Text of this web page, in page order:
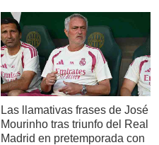
Las llamativas frases de José
Mourinho tras triunfo del Real
Madrid en pretemporada con